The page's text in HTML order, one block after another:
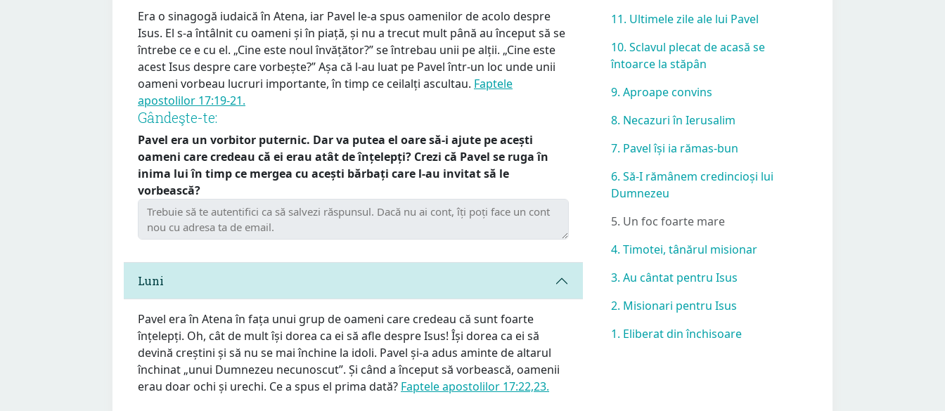
Era o sinagogă iudaică în Atena, iar Pavel le-a spus oamenilor de acolo despre
Isus. El s-a întâlnit cu oameni și în piață, și nu a trecut mult până au început să se
întrebe ce e cu el. „Cine este noul învățător?” se întrebau unii pe alții. „Cine este
acest Isus despre care vorbește?” Așa că l-au luat pe Pavel într-un loc unde unii
oameni vorbeau lucruri importante, în timp ce ceilalți ascultau. Faptele
apostolilor 17:19-21.
Gândeşte-te:
Pavel era un vorbitor puternic. Dar va putea el oare să-i ajute pe acești
oameni care credeau că ei erau atât de înțelepți? Crezi că Pavel se ruga în
inima lui în timp ce mergea cu acești bărbați care l-au invitat să le
vorbească?
Luni
Pavel era în Atena în fața unui grup de oameni care credeau că sunt foarte
înțelepți. Oh, cât de mult își dorea ca ei să afle despre Isus! Își dorea ca ei să
devină creștini și să nu se mai închine la idoli. Pavel și-a adus aminte de altarul
închinat „unui Dumnezeu necunoscut”. Și când a început să vorbească, oamenii
erau doar ochi și urechi. Ce a spus el prima dată? Faptele apostolilor 17:22,23.
11. Ultimele zile ale lui Pavel
10. Sclavul plecat de acasă se
întoarce la stăpân
9. Aproape convins
8. Necazuri în Ierusalim
7. Pavel își ia rămas-bun
6. Să-I rămânem credincioși lui
Dumnezeu
5. Un foc foarte mare
4. Timotei, tânărul misionar
3. Au cântat pentru Isus
2. Misionari pentru Isus
1. Eliberat din închisoare